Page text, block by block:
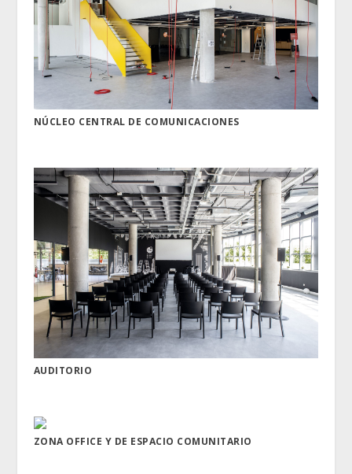
NÚCLEO CENTRAL DE COMUNICACIONES
AUDITORIO
ZONA OFFICE Y DE ESPACIO COMUNITARIO